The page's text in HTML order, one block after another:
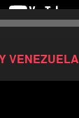
VENEZUELA